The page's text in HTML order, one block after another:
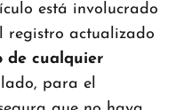
está involucrado
registro actualizado
de cualquier
para el